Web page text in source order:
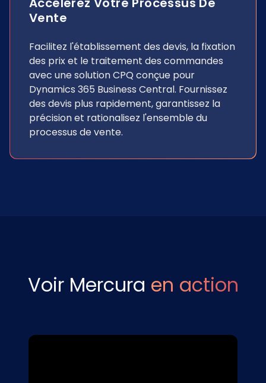
Vente
Facilitez l'établissement des devis, la fixation
des prix et le traitement des commandes
avec une solution CPQ conçue pour
Dynamics 365 Business Central. Fournissez
des devis plus rapidement, garantissez la
précision et rationalisez l'ensemble du
processus de vente.
Voir Mercura en action